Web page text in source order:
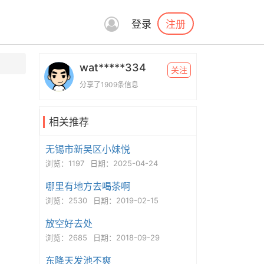
登录 注册
wat*****334
分享了1909条信息
关注
相关推荐
无锡市新吴区小妹悦
浏览：1197 日期：2025-04-24
哪里有地方去喝茶啊
浏览：2530 日期：2019-02-15
放空好去处
浏览：2685 日期：2018-09-29
东降天发池不爽